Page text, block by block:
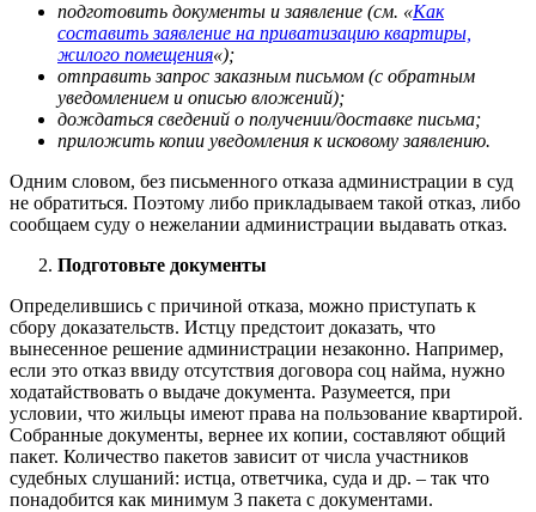
подготовить документы и заявление (см. «Как
составить заявление на приватизацию квартиры,
жилого помещения«);
отправить запрос заказным письмом (с обратным
уведомлением и описью вложений);
дождаться сведений о получении/доставке письма;
приложить копии уведомления к исковому заявлению.
Одним словом, без письменного отказа администрации в суд
не обратиться. Поэтому либо прикладываем такой отказ, либо
сообщаем суду о нежелании администрации выдавать отказ.
Подготовьте документы
Определившись с причиной отказа, можно приступать к
сбору доказательств. Истцу предстоит доказать, что
вынесенное решение администрации незаконно. Например,
если это отказ ввиду отсутствия договора соц найма, нужно
ходатайствовать о выдаче документа. Разумеется, при
условии, что жильцы имеют права на пользование квартирой.
Собранные документы, вернее их копии, составляют общий
пакет. Количество пакетов зависит от числа участников
судебных слушаний: истца, ответчика, суда и др. – так что
понадобится как минимум 3 пакета с документами.